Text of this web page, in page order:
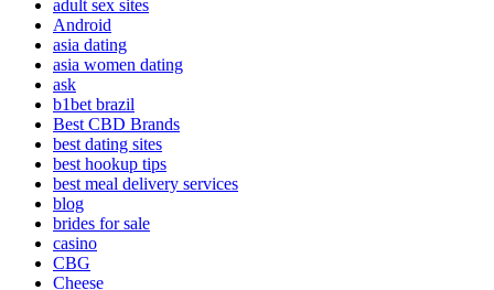
adult sex sites
Android
asia dating
asia women dating
ask
b1bet brazil
Best CBD Brands
best dating sites
best hookup tips
best meal delivery services
blog
brides for sale
casino
CBG
Cheese